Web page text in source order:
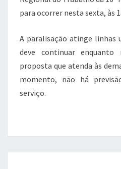
para ocorrer nesta sexta, às
A paralisação atinge linhas
deve continuar
proposta que atenda às
momento, não há
serviço.